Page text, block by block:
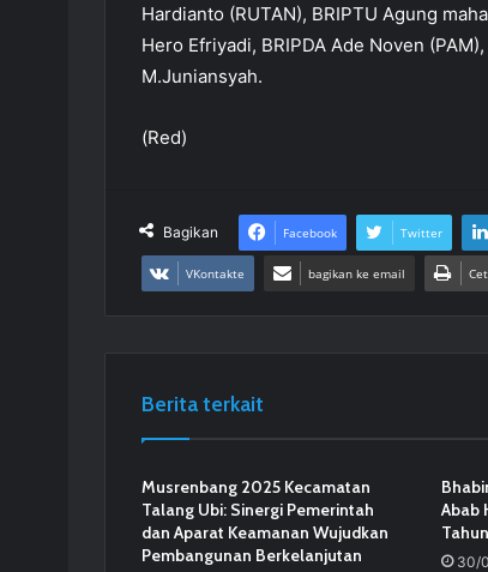
Hardianto (RUTAN), BRIPTU Agung
Hero Efriyadi, BRIPDA Ade Noven
M.Juniansyah.
(Red)
Bagikan Facebook Twitter
VKontakte bagikan ke email
Berita terkait
Musrenbang 2025 Kecamatan
Talang Ubi: Sinergi Pemerintah
dan Aparat Keamanan Wujudkan
Pembangunan Berkelanjutan
Abab
30/